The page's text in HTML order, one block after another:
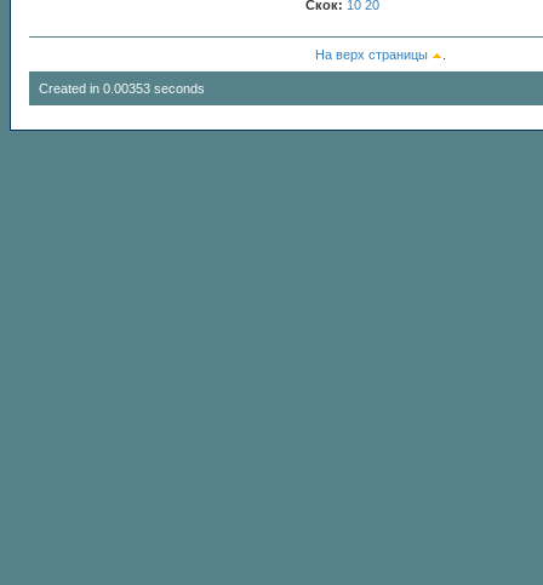
Скок: 10 20
На верх страницы
Created in 0.00353 seconds